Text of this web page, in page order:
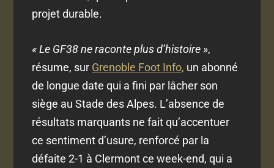
projet durable.
« Le GF38 ne raconte plus d’histoire »,
résume, sur Grenoble Foot Info, un abonné
de longue date qui a fini par lâcher son
siège au Stade des Alpes. L’absence de
résultats marquants ne fait qu’accentuer
ce sentiment d’usure, renforcé par la
défaite 2-1 à Clermont ce week-end, qui a